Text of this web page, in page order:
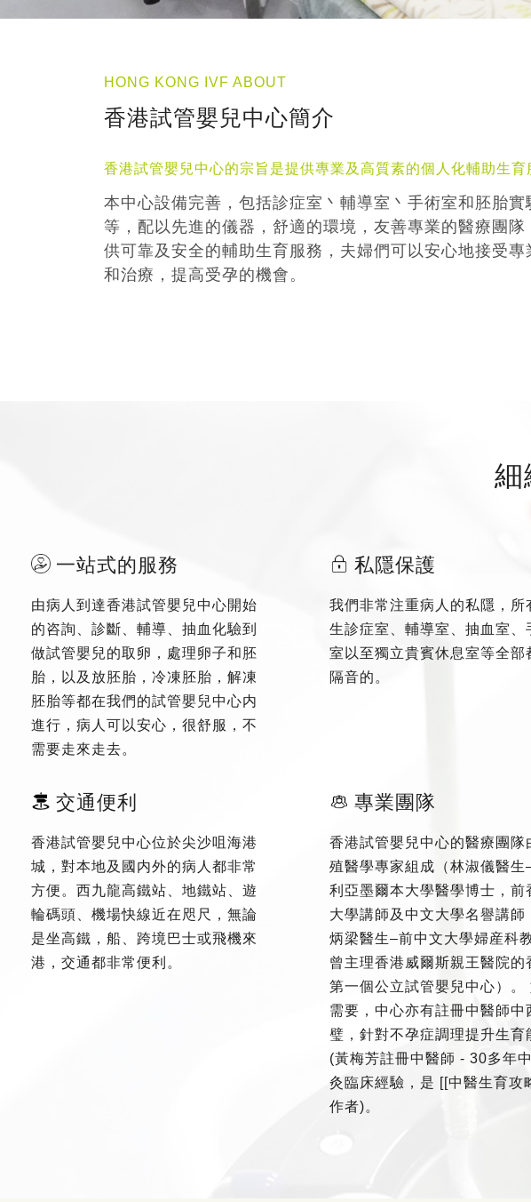
HONG KONG IVF ABOUT
香港試管嬰兒中心簡介
香港試管嬰兒中心的宗旨是提供專業及高質素的個人化輔助生育
本中心設備完善，包括診症室丶輔導室丶手術室和胚胎實
等，配以先進的儀器，舒適的環境，友善專業的醫療團隊
供可靠及安全的輔助生育服務，夫婦們可以安心地接受專
和治療，提高受孕的機會。
細
一站式的服務
由病人到達香港試管嬰兒中心開始
的咨詢、診斷、輔導、抽血化驗到
做試管嬰兒的取卵，處理卵子和胚
胎，以及放胚胎，冷凍胚胎，解凍
胚胎等都在我們的試管嬰兒中心内
進行，病人可以安心，很舒服，不
需要走來走去。
私隱保護
我們非常注重病人的私隱，所
生診症室、輔導室、抽血室、
室以至獨立貴賓休息室等全部
隔音的。
交通便利
香港試管嬰兒中心位於尖沙咀海港
城，對本地及國内外的病人都非常
方便。西九龍高鐵站、地鐵站、遊
輪碼頭、機場快線近在咫尺，無論
是坐高鐵，船、跨境巴士或飛機來
港，交通都非常便利。
專業團隊
香港試管嬰兒中心的醫療團隊
殖醫學專家組成（林淑儀醫生
利亞墨爾本大學醫學博士，前
大學講師及中文大學名譽講師
炳梁醫生–前中文大學婦産科
曾主理香港威爾斯親王醫院的
第一個公立試管嬰兒中心）。
需要，中心亦有註冊中醫師中
璧，針對不孕症調理提升生育
(黃梅芳註冊中醫師 - 30多年
灸臨床經驗，是 [[中醫生育攻
作者)。